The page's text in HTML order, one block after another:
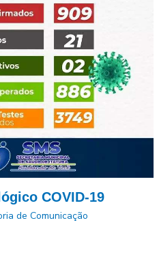
COVID-19
de Comunicação